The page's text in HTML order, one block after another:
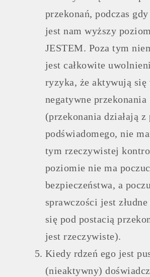
przekonań, podczas
jest nam wyższy
JESTEM. Poza tym
jest całkowite
ryzyka, że aktywują się
negatywne przekonania
(przekonania działają z
podświadomego, nie
tym rzeczywistej
poziomie nie ma
bezpieczeństwa, a
sprawczości jest
się pod postacią
jest rzeczywiste).
Kiedy rdzeń ego jest
(nieaktywny)